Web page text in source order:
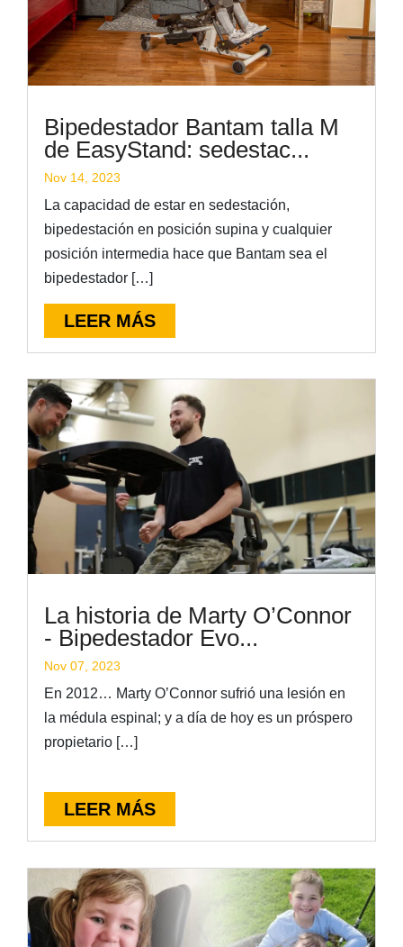
Bipedestador Bantam talla M
de EasyStand: sedestac...
Nov 14, 2023
La capacidad de estar en sedestación,
bipedestación en posición supina y cualquier
posición intermedia hace que Bantam sea el
bipedestador […]
LEER MÁS
La historia de Marty O’Connor
- Bipedestador Evo...
Nov 07, 2023
En 2012… Marty O’Connor sufrió una lesión en
la médula espinal; y a día de hoy es un próspero
propietario […]
LEER MÁS